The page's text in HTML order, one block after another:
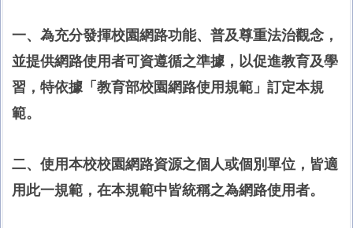
一、為充分發揮校園網路功能、普及尊重法治觀念，
並提供網路使用者可資遵循之準據，以促進教育及學
習，特依據「教育部校園網路使用規範」訂定本規
範。
二、使用本校校園網路資源之個人或個別單位，皆適
用此一規範，在本規範中皆統稱之為網路使用者。